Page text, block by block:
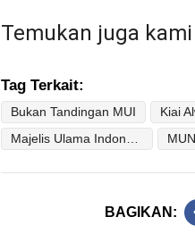
Temukan juga
Tag Terkait:
Bukan Tandingan MUI
MUN
BAGIKAN: